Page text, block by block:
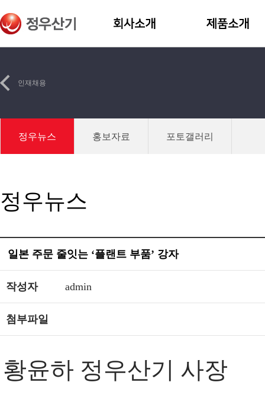
인재채용
정우뉴스 홍보자료 포토갤러리
정우뉴스
일본 주문 줄잇는 ‘플랜트 부품’ 강자
작성자 admin
첨부파일
황윤하 정우산기 사장